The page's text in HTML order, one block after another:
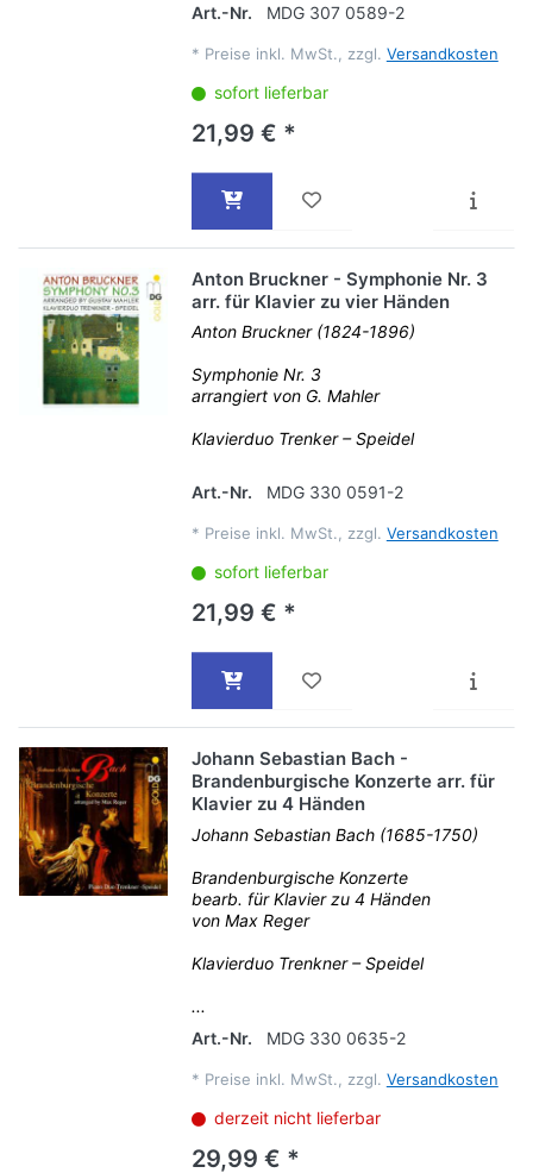
Art.-Nr. MDG 307 0589-2
* Preise inkl. MwSt., zzgl. Versandkosten
sofort lieferbar
21,99 € *
Anton Bruckner - Symphonie Nr. 3
arr. für Klavier zu vier Händen
Anton Bruckner (1824-1896)
Symphonie Nr. 3
arrangiert von G. Mahler
Klavierduo Trenker – Speidel
Art.-Nr. MDG 330 0591-2
* Preise inkl. MwSt., zzgl. Versandkosten
sofort lieferbar
21,99 € *
Johann Sebastian Bach -
Brandenburgische Konzerte arr. für
Klavier zu 4 Händen
Johann Sebastian Bach (1685-1750)
Brandenburgische Konzerte
bearb. für Klavier zu 4 Händen
von Max Reger
Klavierduo Trenkner – Speidel
...
Art.-Nr.
MDG 330 0635-2
* Preise inkl. MwSt., zzgl. Versandkosten
derzeit nicht lieferbar
29,99 € *